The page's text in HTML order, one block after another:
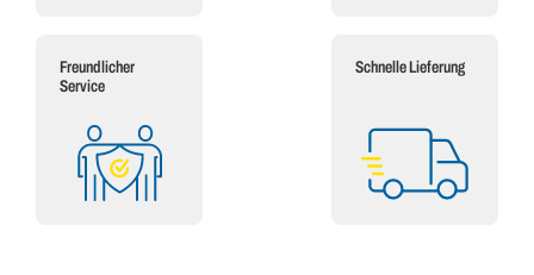
Freundlicher
Service
Schnelle Lieferung